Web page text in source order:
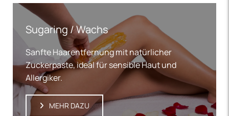
Sugaring / Wachs
Sanfte Haarentfernung mit natürlicher
Zuckerpaste, ideal für sensible Haut und
Allergiker.
MEHR DAZU